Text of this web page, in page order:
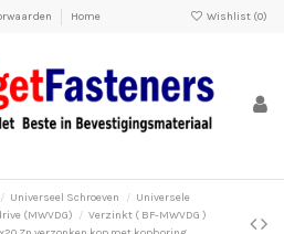
Home Wishlist (0)
Universeel Schroeven
Universele
(MWVDG)
Verzinkt ( BF-MWVDG )